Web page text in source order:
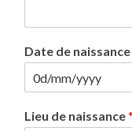
Date de naissance
Lieu de naissance*